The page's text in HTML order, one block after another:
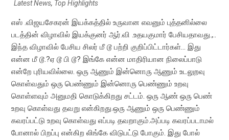
Latest News, Top Highlights
எஸ் .விஜயசேகரன் இயக்கத்தில் உருவான எவனும் புத்தனில்லை
படத்தின் விழாவில் இயக்குனர் ஆர்.வி .உதயகுமார் பேசியதாவது.,..
இந்த விழாவில் பேசிய சிலர் மீ டூ பற்றி குறிப்பிட்டார்கள்... இது
என்ன மீ டூ.?ஏ டூ பி டூ? இங்கே என்ன மாதிரியான நிலைப்பாடு
என்றே புரியவில்லை. ஒரு ஆணும் இன்னொரு ஆணும் உடலுறவு
கொள்வதும் ஒரு பெண்ணும் இன்னொரு பெண்ணும் உறவு
கொள்ளவும் அனுமதி கொடுக்கிறது சட்டம். ஒரு ஆண் ஒரு பெண்
உறவு கொள்வது தவறு என்கிறது.ஒரு ஆணும் ஒரு பெண்ணும்
கவரப்பட்டு உறவு கொள்வது எப்படி தவறாகும்.அப்படி கவரப்படாமல்
போனால் பிறப்பு என்கிற லிங்கே விடுபட்டு போகும். இது போல்